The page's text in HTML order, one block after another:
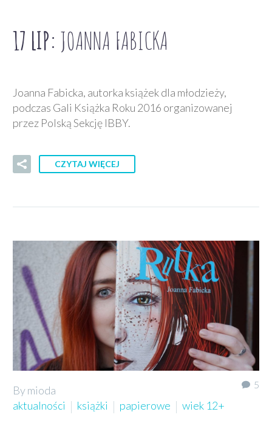
17 LIP: JOANNA FABICKA
Joanna Fabicka, autorka książek dla młodzieży,
podczas Gali Książka Roku 2016 organizowanej
przez Polską Sekcję IBBY.
CZYTAJ WIĘCEJ
5
By mioda
aktualności
książki papierowe wiek 12+